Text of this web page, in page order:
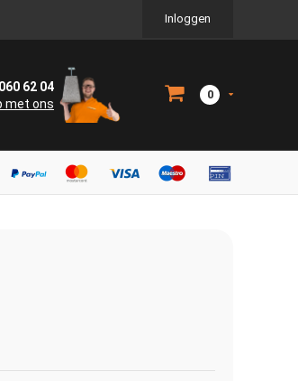
Inloggen
62 04
met ons
0